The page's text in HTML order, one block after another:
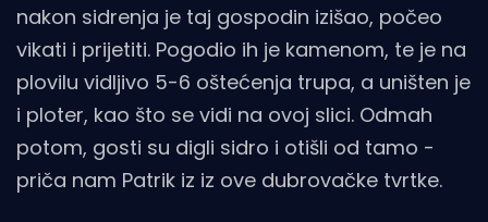
nakon sidrenja je taj gospodin izišao, počeo
vikati i prijetiti. Pogodio ih je kamenom, te je na
plovilu vidljivo 5-6 oštećenja trupa, a uništen je
i ploter, kao što se vidi na ovoj slici. Odmah
potom, gosti su digli sidro i otišli od tamo -
priča nam Patrik iz iz ove dubrovačke tvrtke.